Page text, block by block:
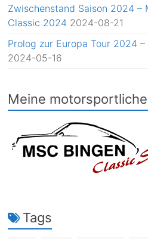
Zwischenstand Saison 2024 –
Classic 2024 2024-08-21
Prolog zur Europa Tour 2024 –
2024-05-16
Meine
Tags